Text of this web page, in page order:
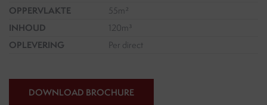
OPPERVLAKTE
55m²
INHOUD
120m³
OPLEVERING
Per direct
DOWNLOAD BROCHURE